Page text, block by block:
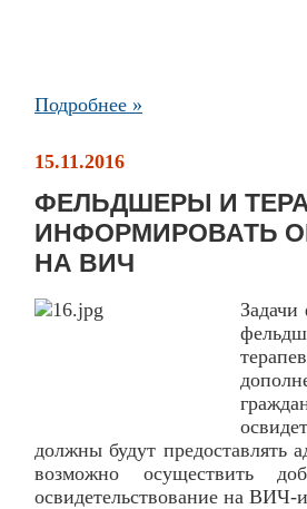
Подробнее »
15.11.2016
ФЕЛЬДШЕРЫ И
ИНФОРМИРОВАТЬ
НА ВИЧ
должны будут предоставлять
возможно осуществить
освидетельствование на